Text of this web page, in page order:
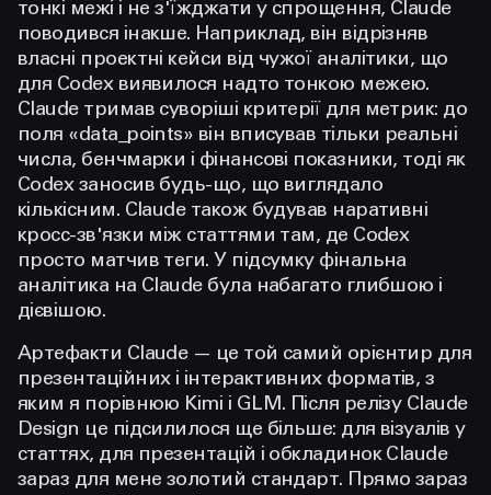
тонкі межі і не з'їжджати у спрощення, Claude
поводився інакше. Наприклад, він відрізняв
власні проектні кейси від чужої аналітики, що
для Codex виявилося надто тонкою межею.
Claude тримав суворіші критерії для метрик: до
поля «data_points» він вписував тільки реальні
числа, бенчмарки і фінансові показники, тоді як
Codex заносив будь-що, що виглядало
кількісним. Claude також будував наративні
кросс-зв'язки між статтями там, де Codex
просто матчив теги. У підсумку фінальна
аналітика на Claude була набагато глибшою і
дієвішою.
Артефакти Claude — це той самий орієнтир для
презентаційних і інтерактивних форматів, з
яким я порівнюю Kimi і GLM. Після релізу Claude
Design це підсилилося ще більше: для візуалів у
статтях, для презентацій і обкладинок Claude
зараз для мене золотий стандарт. Прямо зараз